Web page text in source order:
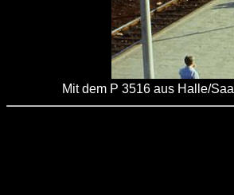
Mit dem P 3516 aus Halle/